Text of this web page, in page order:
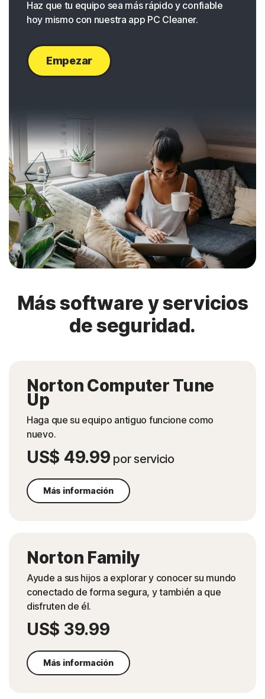
Haz que tu equipo sea más rápido y confiable
hoy mismo con nuestra app PC Cleaner.
Empezar
Más software y servicios
de seguridad.
Norton Computer Tune
Up
Haga que su equipo antiguo funcione como
nuevo.
US$ 49.99 por servicio
Más información
Norton Family
Ayude a sus hijos a explorar y conocer su mundo
conectado de forma segura, y también a que
disfruten de él.
US$ 39.99
Más información